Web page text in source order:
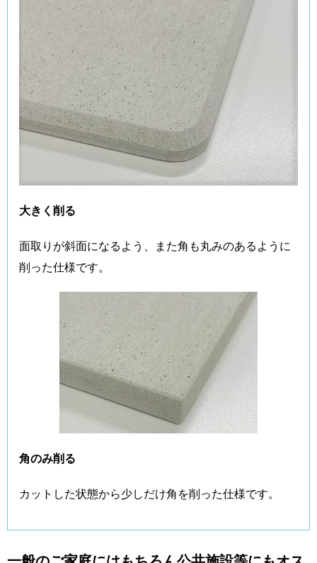
大きく削る
面取りが斜面になるよう、また角も丸みのあるように
削った仕様です。
角のみ削る
カットした状態から少しだけ角を削った仕様です。